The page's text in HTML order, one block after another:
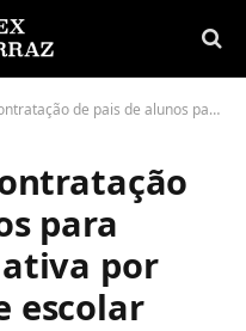
alunos para atuar na busca ativa por jovens em idade escolar
para
por
escolar